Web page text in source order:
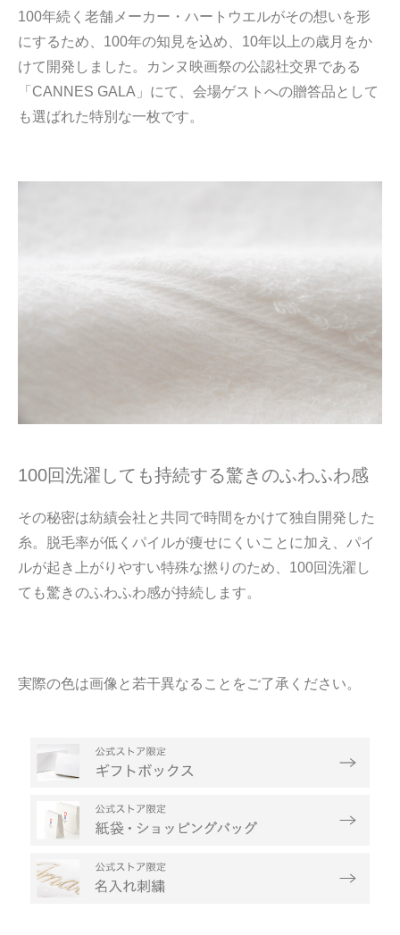
100年続く老舗メーカー・ハートウエルがその想いを形
にするため、100年の知見を込め、10年以上の歳月をか
けて開発しました。カンヌ映画祭の公認社交界である
「CANNES GALA」にて、会場ゲストへの贈答品として
も選ばれた特別な一枚です。
100回洗濯しても持続する驚きのふわふわ感
その秘密は紡績会社と共同で時間をかけて独自開発した
糸。脱毛率が低くパイルが痩せにくいことに加え、パイ
ルが起き上がりやすい特殊な撚りのため、100回洗濯し
ても驚きのふわふわ感が持続します。
実際の色は画像と若干異なることをご了承ください。